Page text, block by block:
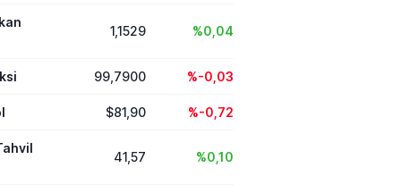
1,1529 %0,04
99,7900 %-0,03
$81,90 %-0,72
41,57 %0,10